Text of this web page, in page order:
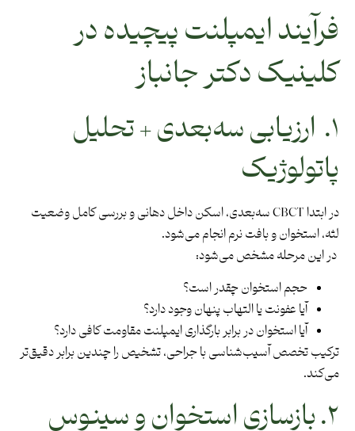
فرآیند ایمپلنت پیچیده در
کلینیک دکتر جانباز
۱. ارزیابی سه‌بعدی + تحلیل
پاتولوژیک
در ابتدا CBCT سه‌بعدی، اسکن داخل دهانی و بررسی کامل وضعیت
لثه، استخوان و بافت نرم انجام می‌شود.
در این مرحله مشخص می‌شود:
حجم استخوان چقدر است؟
آیا عفونت یا التهاب پنهان وجود دارد؟
آیا استخوان در برابر بارگذاری ایمپلنت مقاومت کافی دارد؟
ترکیب تخصص آسیب‌شناسی با جراحی، تشخیص را چندین برابر دقیق‌تر
می‌کند.
۲. بازسازی استخوان و سینوس